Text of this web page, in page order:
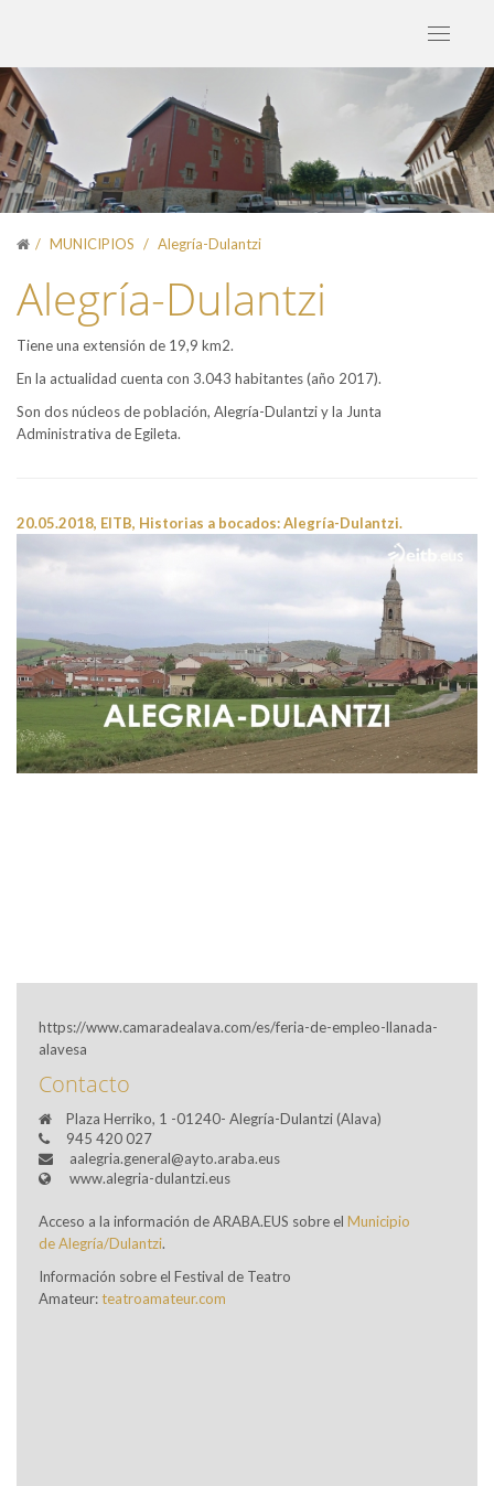
Toggle
MUNICIPIOS Alegría-Dulantzi
Alegría-Dulantzi
Tiene una extensión de 19,9 km2.
En la actualidad cuenta con 3.043 habitantes (año 2017).
Son dos núcleos de población, Alegría-Dulantzi y la Junta
Administrativa de Egileta.
20.05.2018, EITB, Historias a bocados: Alegría-Dulantzi.
https://www.camaradealava.com/es/feria-de-empleo-llanada-
alavesa
Contacto
Plaza Herriko, 1 -01240- Alegría-Dulantzi (Alava)
945 420 027
aalegria.general@ayto.araba.eus
www.alegria-dulantzi.eus
Acceso a la información de ARABA.EUS sobre el Municipio
deAlegría/Dulantzi.
Información sobre el Festival de Teatro
Amateur:teatroamateur.com